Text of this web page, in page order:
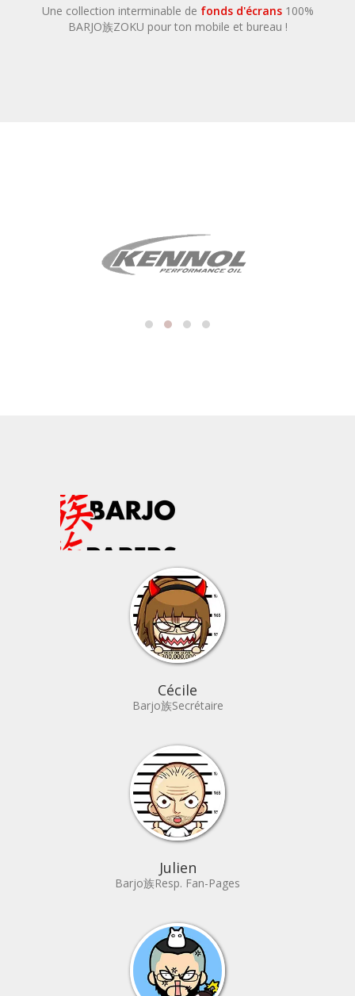
Une collection interminable de fonds d'écrans100%
BARJO族ZOKU pour ton mobile et bureau !
Cécile
Barjo族Secrétaire
Julien
Barjo族Resp. Fan-Pages